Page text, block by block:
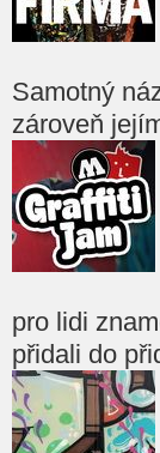
Samotný
zároveň
pro lidi
přidali do